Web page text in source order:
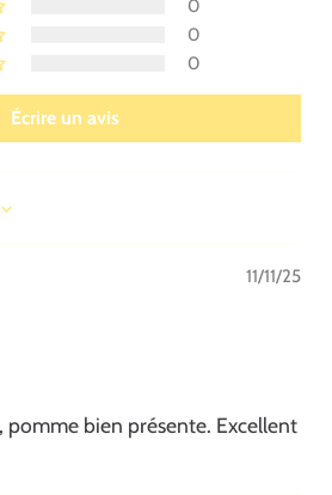
0
0
0
Écrire un avis
11/11/25
pomme bien présente. Excellent